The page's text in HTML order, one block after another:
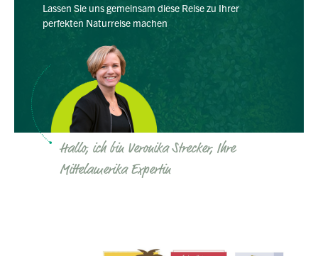
Lassen Sie uns gemeinsam diese Reise zu Ihrer
perfekten Naturreise machen
Hallo, ich bin Veronika Strecker, Ihre
Mittelamerika Expertin